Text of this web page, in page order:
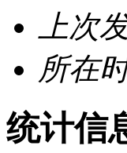
上次
所在
统计信